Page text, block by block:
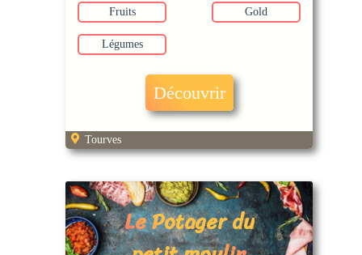
Fruits Gold
Légumes
Découvrir
Tourves
Le Potager du